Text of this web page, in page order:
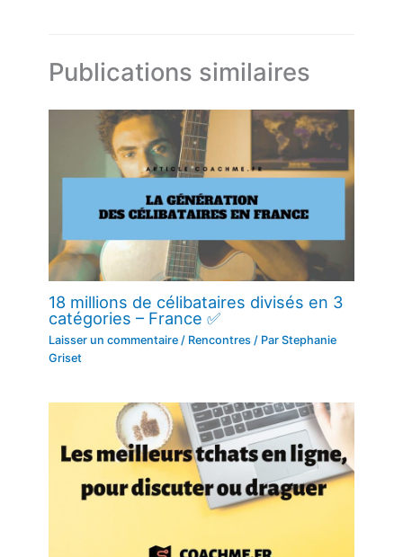
Publications similaires
18 millions de célibataires divisés en 3
catégories – France ✅
Laisser un commentaire / Rencontres / ParStephanie
Griset